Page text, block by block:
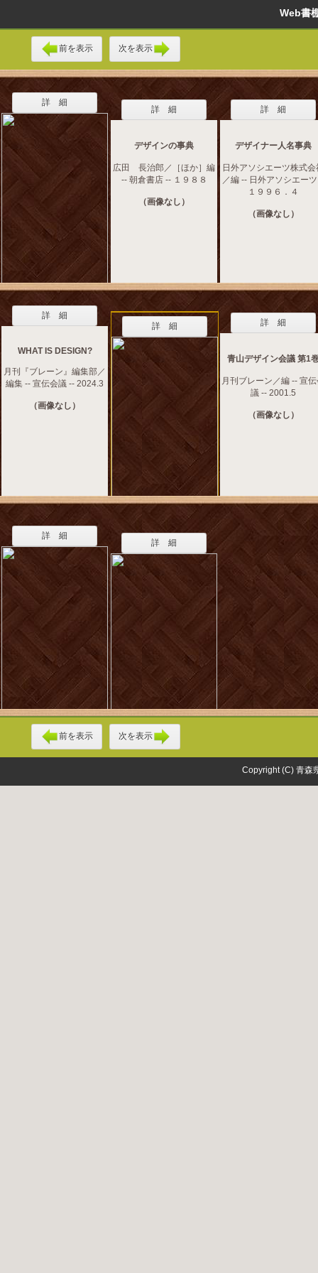
Web
前を表示 次を表示
詳 細
詳 細
デザインの事典
広田 長治郎／［ほか］編
-- 朝倉書店 -- １９８８
（画像なし）
詳 細
デザイナー人名事典
日外アソシエーツ株式会
／編 -- 日外アソシエー
１９９６．４
（画像なし）
詳 細
WHAT IS DESIGN?
月刊『ブレーン』編集部／
編集 -- 宣伝会議 -- 2024.3
（画像なし）
詳 細 詳 細
青山デザイン会議 第1
月刊ブレーン／編 -- 宣
議 -- 2001.5
（画像なし）
詳 細
詳 細
前を表示 次を表示
Copyright (C) 青森